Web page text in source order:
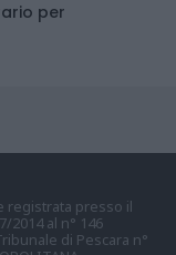
per
registrata presso il
2014 al n° 146
di Pescara n°